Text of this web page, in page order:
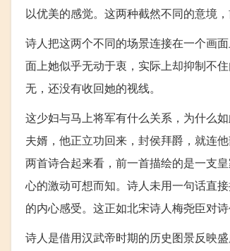
以优美的感觉。这两种截然不同的意境
诗人把这两个不同的场景连接在一个画
面上她似乎无动于衷，实际上却抑制不
无，还没有收回她的视线。
这少妇与马上将军有什么关系，为什么
夫婿，他正立功回来，封侯拜爵，就连
两首诗合起来看，前一首描绘的是一支
心的激动可想而知。诗人未用一句话直
的内心感受。这正如北宋诗人梅尧臣对
诗人是借用汉武帝时期的历史图景反映